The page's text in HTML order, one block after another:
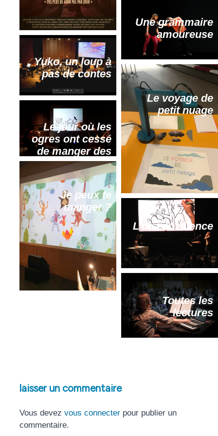
Une grammaire
amoureuse
Yuko, un loup à
pas de contes
Le voyage de
petit nuage
Le jour où les
ogres ont cessé
de manger des
enfants
Je peux te
manger ?
L'oiseau silence
Toutes les
lectures
laisser un commentaire
Vous devez vous connecter pour publier un
commentaire.